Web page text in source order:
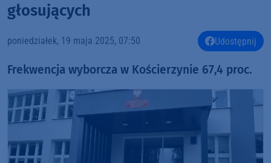
głosujących
poniedziałek, 19 maja 2025, 07:50 Udostępnij
Frekwencja wyborcza w Kościerzynie 67,4 proc.